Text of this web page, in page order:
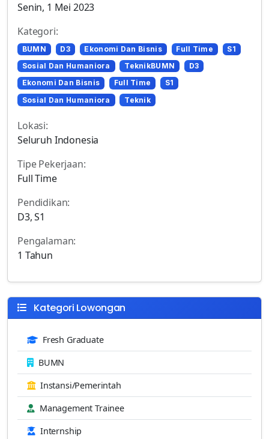
Senin, 1 Mei 2023
Kategori:
BUMN D3 Ekonomi Dan Bisnis Full Time
S1
Sosial Dan Humaniora
TeknikBUMN
D3
Ekonomi Dan Bisnis
Full Time
S1
Sosial Dan Humaniora
Teknik
Lokasi:
Seluruh Indonesia
Tipe Pekerjaan:
Full Time
Pendidikan:
D3, S1
Pengalaman:
1 Tahun
Kategori Lowongan
Fresh Graduate
BUMN
Instansi/Pemerintah
Management Trainee
Internship